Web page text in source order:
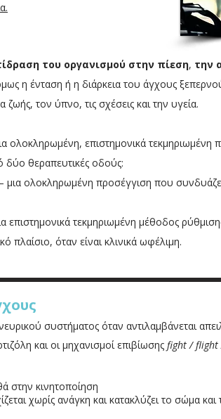
του οργανισμού στην πίεση, την
η ένταση ή η διάρκεια του άγχους
ζωής, τον ύπνο, τις σχέσεις και την υγεία.
ολοκληρωμένη, επιστημονικά τεκμηριωμένη
δύο θεραπευτικές οδούς:
– μια ολοκληρωμένη προσέγγιση που
επιστημονικά τεκμηριωμένη μέθοδος
πλαίσιο, όταν είναι κλινικά ωφέλιμη.
συστήματος όταν αντιλαμβάνεται
και οι μηχανισμοί επιβίωσης fight / flight
στην κινητοποίηση
χωρίς ανάγκη και κατακλύζει το σώμα